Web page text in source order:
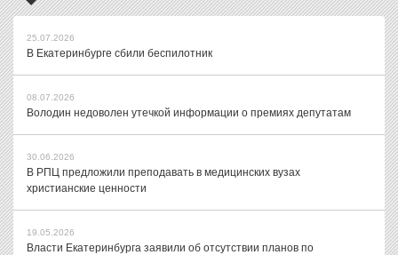
25.07.2026
В Екатеринбурге сбили беспилотник
08.07.2026
Володин недоволен утечкой информации о премиях депутатам
30.06.2026
В РПЦ предложили преподавать в медицинских вузах
христианские ценности
19.05.2026
Власти Екатеринбурга заявили об отсутствии планов по